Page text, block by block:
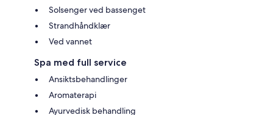
Solsenger ved bassenget
Strandhåndklær
Ved vannet
Spa med full service
Ansiktsbehandlinger
Aromaterapi
Ayurvedisk behandling